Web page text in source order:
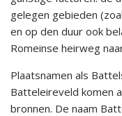
gelegen gebieden
en op den duur ook
Romeinse heirweg
Plaatsnamen als
Batteleireveld komen
bronnen. De naam